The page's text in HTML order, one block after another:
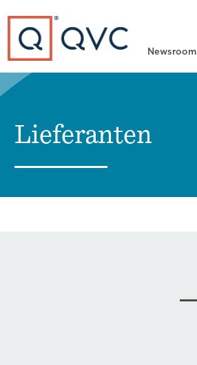
Newsroom
Type to search
Lieferanten